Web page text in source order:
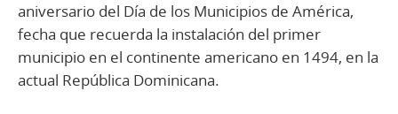
aniversario del Día de los Municipios de América,
fecha que recuerda la instalación del primer
municipio en el continente americano en 1494, en la
actual República Dominicana.